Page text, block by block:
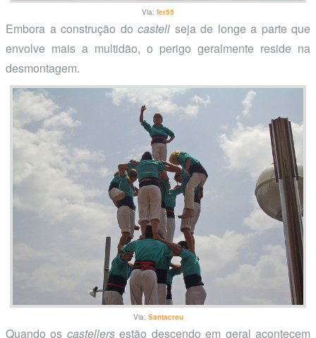
Via: fer55
Embora a construção do castell seja de longe a parte que
envolve mais a multidão, o perigo geralmente reside na
desmontagem.
Via: Santacreu
Quando os castellersestão descendo em geral acontecem